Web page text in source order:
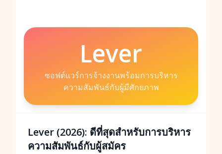
Lever
ซอฟต์แวร์การจ้างงานพร้อมการบริหาร
ความสัมพันธ์กับผู้มีศักยภาพ
Lever (2026): ดีที่สุดสำหรับการบริหาร
ความสัมพันธ์กับผู้สมัคร